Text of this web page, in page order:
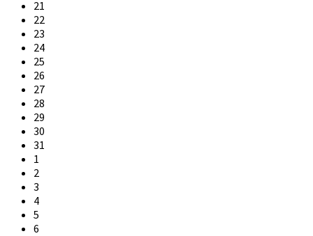
21
22
23
24
25
26
27
28
29
30
31
1
2
3
4
5
6